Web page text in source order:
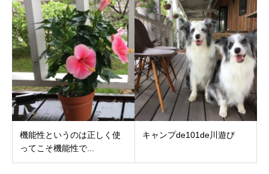
機能性というのは正しく使
ってこそ機能性で...
キャンプde101de川遊び